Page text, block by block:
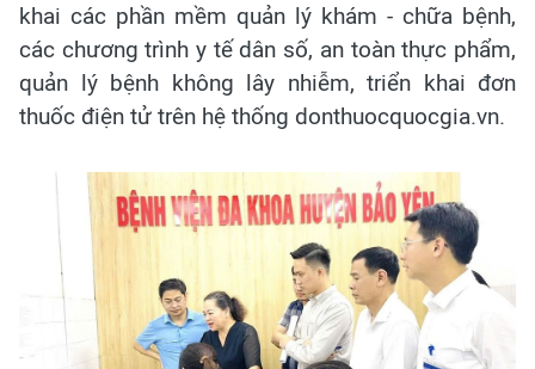
khai các phần mềm quản lý khám - chữa bệnh,
các chương trình y tế dân số, an toàn thực phẩm,
quản lý bệnh không lây nhiễm, triển khai đơn
thuốc điện tử trên hệ thống donthuocquocgia.vn.